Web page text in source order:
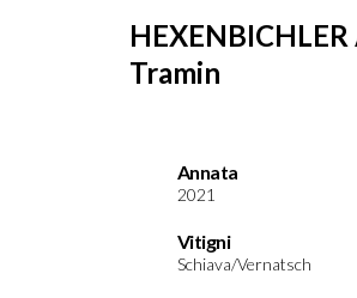
Tramin
Annata
2021
Vitigni
Schiava/Vernatsch